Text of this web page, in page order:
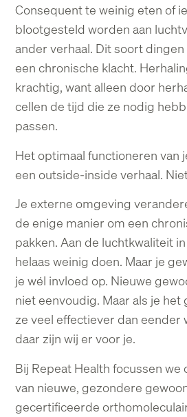
Consequent te weinig eten of
blootgesteldworden aan
ander verhaal. Dit soort
een chronische klacht.
krachtig, want alleen door
cellen de tijd die ze nodig
passen.
Het optimaal functioneren van
een outside-inside verhaal.
Je externe omgeving
de enige manier om een
pakken.Aan de luchtkwaliteit
helaas weinig doen. Maar je
jewél invloed op. Nieuwe
niet eenvoudig. Maar als je
ze veel effectiever dan eender
daar zijn wij er voor je.
Bij Repeat Health focussen we
van nieuwe, gezondere
gecertificeerde